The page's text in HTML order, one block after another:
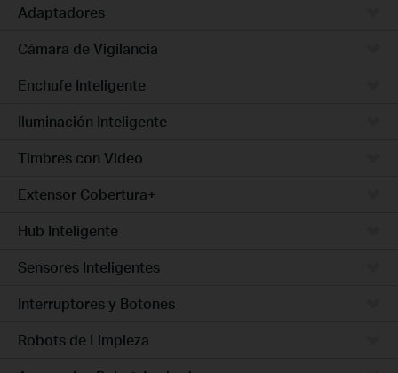
Adaptadores
Cámara de Vigilancia
Enchufe Inteligente
Iluminación Inteligente
Timbres con Video
Extensor Cobertura+
Hub Inteligente
Sensores Inteligentes
Interruptores y Botones
Robots de Limpieza